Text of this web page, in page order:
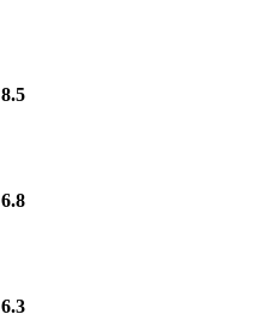
8.5
6.8
6.3